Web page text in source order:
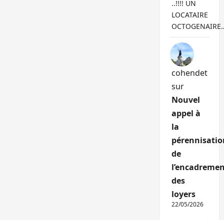
..!!!! UN
LOCATAIRE
cohendet
sur
Nouvel
appel à
la
de
des
loyers
22/05/2026